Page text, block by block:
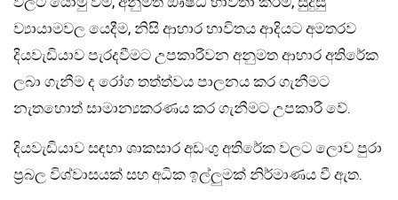
ව්‍යායාමවල යෙදීම, නිසි ආහාර භාවිතය ආදියට අමතරව
දියවැඩියාව පැරදවීමට උපකාරීවන අනුමත ආහාර අතිරේක
ලබා ගැනීම ද රෝග තත්ත්වය පාලනය කර ගැනීමට
නැතහොත් සාමාන්‍යකරණය කර ගැනීමට උපකාරී වේ.
දියවැඩියාව සඳහා ශාකසාර අඩංගු අතිරේක වලට ලොව පුරා
ප්‍රබල විශ්වාසයක් සහ අධික ඉල්ලුමක් නිර්මාණය වී ඇත.